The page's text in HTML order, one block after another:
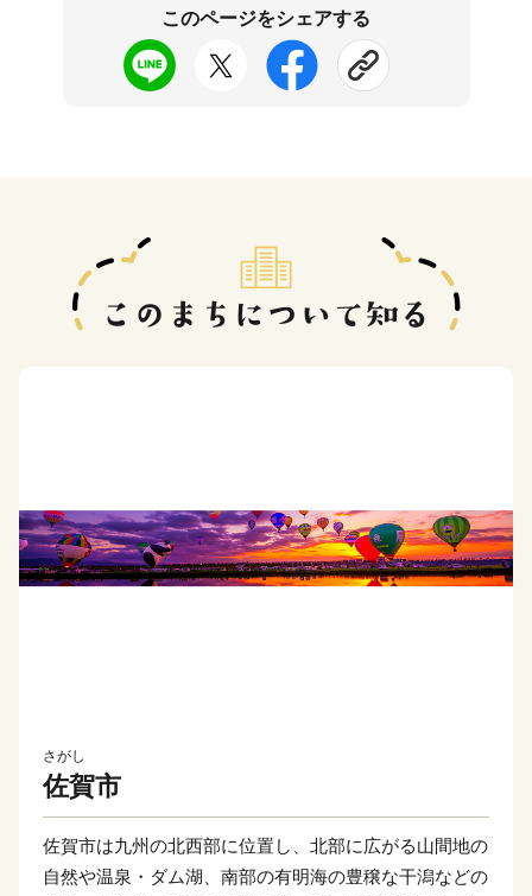
このページをシェアする
さがし
佐賀市
佐賀市は九州の北西部に位置し、北部に広がる山間地の
自然や温泉・ダム湖、南部の有明海の豊穣な干潟などの